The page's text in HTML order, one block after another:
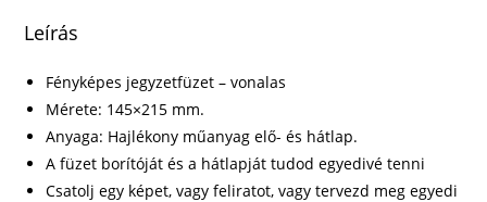
Leírás
Fényképes jegyzetfüzet – vonalas
Mérete: 145×215 mm.
Anyaga: Hajlékony műanyag elő- és hátlap.
A füzet borítóját és a hátlapját tudod egyedivé tenni
Csatolj egy képet, vagy feliratot, vagy tervezd meg egyedi